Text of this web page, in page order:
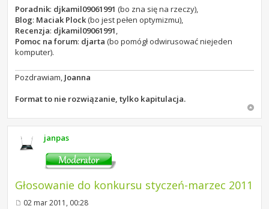
Poradnik: djkamil09061991 (bo zna się na rzeczy),
Blog: Maciak Plock(bo jest pełen optymizmu),
Recenzja: djkamil09061991,
Pomoc na forum: djarta (bo pomógł odwirusować niejeden
komputer).
Pozdrawiam, Joanna
Format to nie rozwiązanie, tylko kapitulacja.
janpas
Głosowanie do konkursu styczeń-marzec 2011
02 mar 2011, 00:28